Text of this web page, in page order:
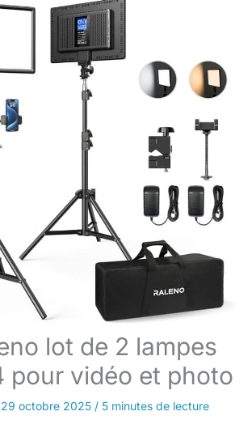
lot de 2 lampes
pour vidéo et photo
29 octobre 2025 / 5 minutes de lecture